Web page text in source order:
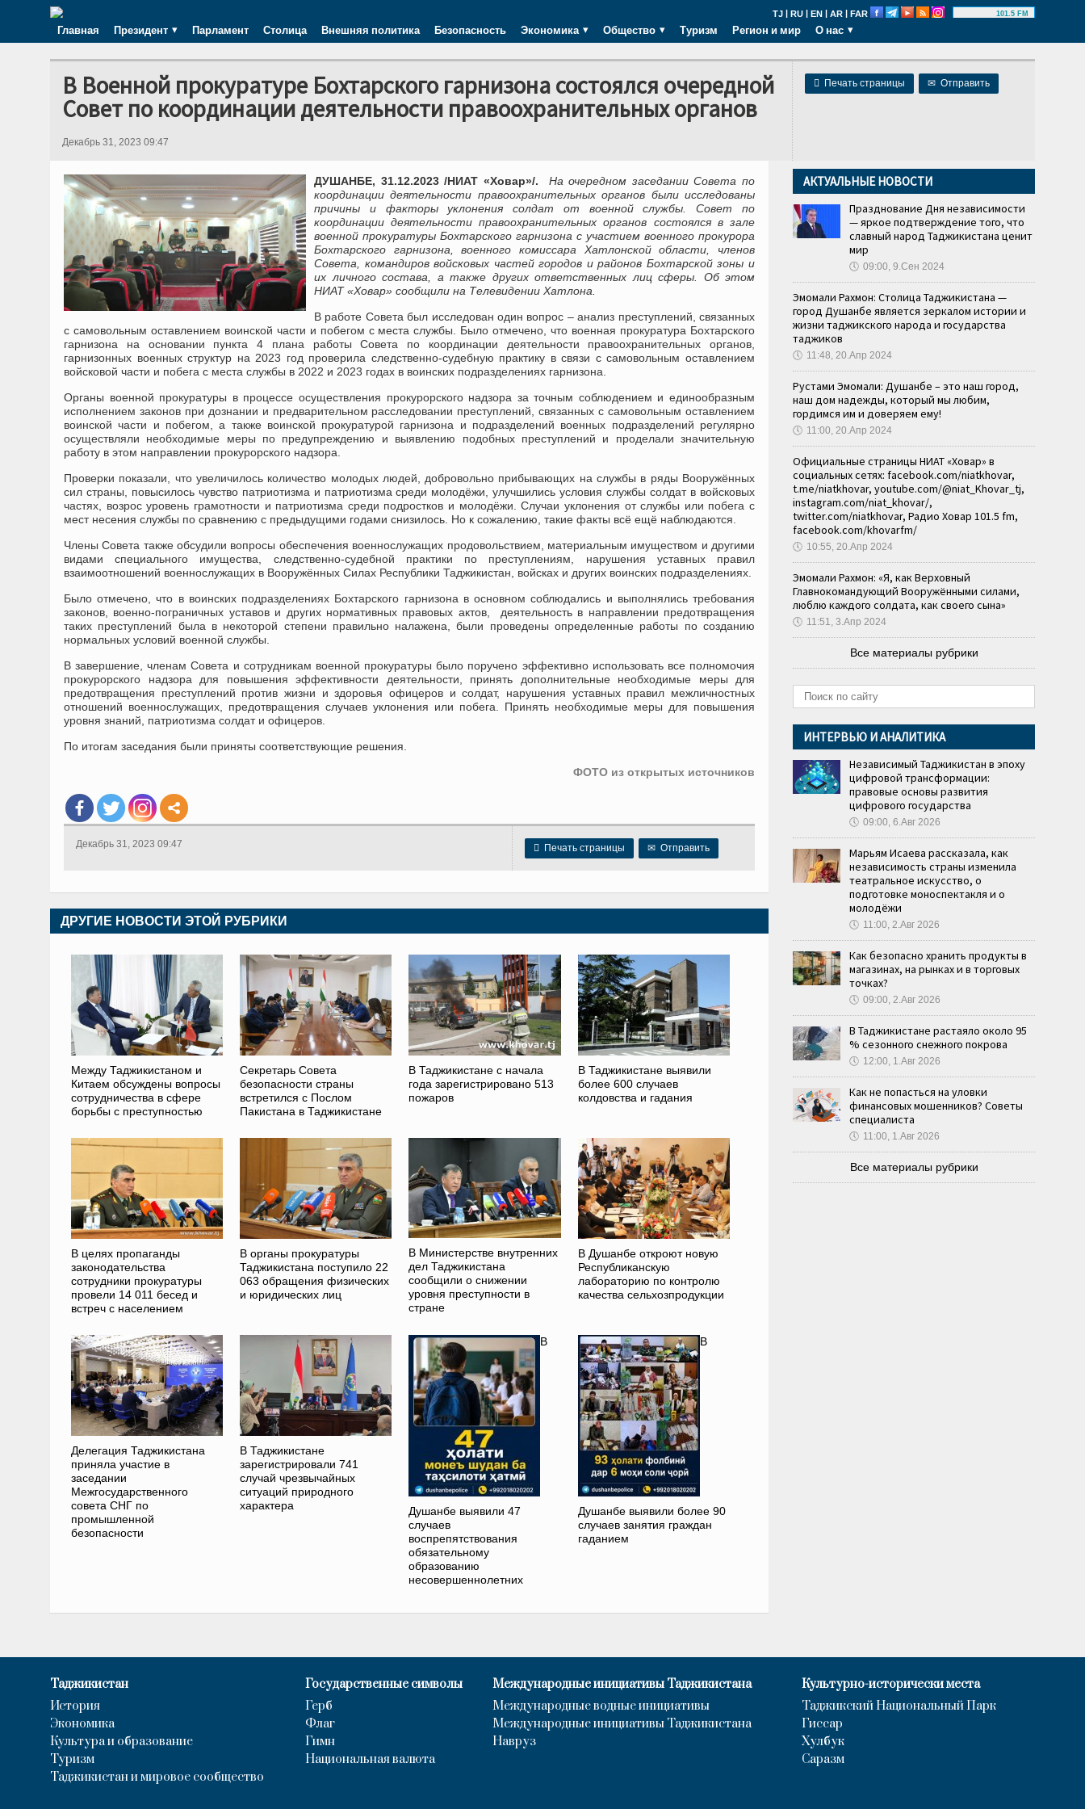
TJ | RU | EN | AR | FAR 101.5 FM
Главная Президент Парламент Столица Внешняя политика Безопасность Экономика Общество Туризм Регион и мир О нас
 Печать страницы ✉ Отправить
В Военной прокуратуре Бохтарского гарнизона состоялся очередной
Совет по координации деятельности правоохранительных органов
Декабрь 31, 2023 09:47
ДУШАНБЕ, 31.12.2023 /НИАТ «Ховар»/.
На очередном заседании Совета по
координации деятельности правоохранительных органов были исследованы
причины и факторы уклонения солдат от военной службы. Совет по
координации деятельности правоохранительных органов состоялся в зале
военной прокуратуры Бохтарского гарнизона с участием военного прокурора
Бохтарского гарнизона, военного комиссара Хатлонской области, членов
Совета, командиров войсковых частей городов и районов Бохтарской зоны и
их личного состава, а также других ответственных лиц сферы. Об этом
НИАТ «Ховар» сообщили на Телевидении Хатлона.
В работе Совета был исследован один вопрос – анализ преступлений, связанных
с самовольным оставлением воинской части и побегом с места службы. Было отмечено, что военная прокуратура Бохтарского
гарнизона на основании пункта 4 плана работы Совета по координации деятельности правоохранительных органов,
гарнизонных военных структур на 2023 год проверила следственно-судебную практику в связи с самовольным оставлением
войсковой части и побега с места службы в 2022 и 2023 годах в воинских подразделениях гарнизона.
Органы военной прокуратуры в процессе осуществления прокурорского надзора за точным соблюдением и единообразным
исполнением законов при дознании и предварительном расследовании преступлений, связанных с самовольным оставлением
воинской части и побегом, а также воинской прокуратурой гарнизона и подразделений военных подразделений регулярно
осуществляли необходимые меры по предупреждению и выявлению подобных преступлений и проделали значительную
работу в этом направлении прокурорского надзора.
Проверки показали, что увеличилось количество молодых людей, добровольно прибывающих на службы в ряды Вооружённых
сил страны, повысилось чувство патриотизма и патриотизма среди молодёжи, улучшились условия службы солдат в войсковых
частях, возрос уровень грамотности и патриотизма среди подростков и молодёжи. Случаи уклонения от службы или побега с
мест несения службы по сравнению с предыдущими годами снизилось. Но к сожалению, такие факты всё ещё наблюдаются.
Члены Совета также обсудили вопросы обеспечения военнослужащих продовольствием, материальным имуществом и другими
видами специального имущества, следственно-судебной практики по преступлениям, нарушения уставных правил
взаимоотношений военнослужащих в Вооружённых Силах Республики Таджикистан, войсках и других воинских подразделениях.
Было отмечено, что в воинских подразделениях Бохтарского гарнизона в основном соблюдались и выполнялись требования
законов, военно-пограничных уставов и других нормативных правовых актов, деятельность в направлении предотвращения
таких преступлений была в некоторой степени правильно налажена, были проведены определенные работы по созданию
нормальных условий военной службы.
В завершение, членам Совета и сотрудникам военной прокуратуры было поручено эффективно использовать все полномочия
прокурорского надзора для повышения эффективности деятельности, принять дополнительные необходимые меры для
предотвращения преступлений против жизни и здоровья офицеров и солдат, нарушения уставных правил межличностных
отношений военнослужащих, предотвращения случаев уклонения или побега. Принять необходимые меры для повышения
уровня знаний, патриотизма солдат и офицеров.
По итогам заседания были приняты соответствующие решения.
ФОТО из открытых источников
 Печать страницы ✉ Отправить
Декабрь 31, 2023 09:47
ДРУГИЕ НОВОСТИ ЭТОЙ РУБРИКИ
Между Таджикистаном и
Китаем обсуждены вопросы
сотрудничества в сфере
борьбы с преступностью
Секретарь Совета
безопасности страны
встретился с Послом
Пакистана в Таджикистане
В Таджикистане с начала
года зарегистрировано 513
пожаров
В Таджикистане выявили
более 600 случаев
колдовства и гадания
В целях пропаганды
законодательства
сотрудники прокуратуры
провели 14 011 бесед и
встреч с населением
В органы прокуратуры
Таджикистана поступило 22
063 обращения физических
и юридических лиц
В Министерстве внутренних
дел Таджикистана
сообщили о снижении
уровня преступности в
стране
В Душанбе откроют новую
Республиканскую
лабораторию по контролю
качества сельхозпродукции
Делегация Таджикистана
приняла участие в
заседании
Межгосударственного
совета СНГ по
промышленной
безопасности
В Таджикистане
зарегистрировали 741
случай чрезвычайных
ситуаций природного
характера
В
Душанбе выявили 47
случаев
воспрепятствования
обязательному
образованию
несовершеннолетних
В
Душанбе выявили более 90
случаев занятия граждан
гаданием
АКТУАЛЬНЫЕ НОВОСТИ
Празднование Дня независимости
— яркое подтверждение того, что
славный народ Таджикистана ценит
мир
🕔 09:00, 9.Сен 2024
Эмомали Рахмон: Столица Таджикистана —
город Душанбе является зеркалом истории и
жизни таджикского народа и государства
таджиков
🕔 11:48, 20.Апр 2024
Рустами Эмомали: Душанбе – это наш город,
наш дом надежды, который мы любим,
гордимся им и доверяем ему!
🕔 11:00, 20.Апр 2024
Официальные страницы НИАТ «Ховар» в
социальных сетях: facebook.com/niatkhovar,
t.me/niatkhovar, youtube.com/@niat_Khovar_tj,
instagram.com/niat_khovar/,
twitter.com/niatkhovar, Радио Ховар 101.5 fm,
facebook.com/khovarfm/
🕔 10:55, 20.Апр 2024
Эмомали Рахмон: «Я, как Верховный
Главнокомандующий Вооружёнными силами,
люблю каждого солдата, как своего сына»
🕔 11:51, 3.Апр 2024
Все материалы рубрики
ИНТЕРВЬЮ И АНАЛИТИКА
Независимый Таджикистан в эпоху
цифровой трансформации:
правовые основы развития
цифрового государства
🕔 09:00, 6.Авг 2026
Марьям Исаева рассказала, как
независимость страны изменила
театральное искусство, о
подготовке моноспектакля и о
молодёжи
🕔 11:00, 2.Авг 2026
Как безопасно хранить продукты в
магазинах, на рынках и в торговых
точках?
🕔 09:00, 2.Авг 2026
В Таджикистане растаяло около 95
% сезонного снежного покрова
🕔 12:00, 1.Авг 2026
Как не попасться на уловки
финансовых мошенников? Советы
специалиста
🕔 11:00, 1.Авг 2026
Все материалы рубрики
Таджикистан
История
Экономика
Культура и образование
Туризм
Таджикистан и мировое сообщество
Государственные символы
Герб
Флаг
Гимн
Национальная валюта
Международные инициативы Таджикистана
Международные водные инициативы
Международные инициативы Таджикистана
Навруз
Культурно-исторически места
Таджикский Национальный Парк
Гиссар
Хулбук
Саразм